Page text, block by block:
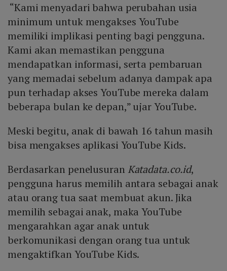
“Kami menyadari bahwa perubahan usia
minimum untuk mengakses YouTube
memiliki implikasi penting bagi pengguna.
Kami akan memastikan pengguna
mendapatkan informasi, serta pembaruan
yang memadai sebelum adanya dampak apa
pun terhadap akses YouTube mereka dalam
beberapa bulan ke depan,” ujar YouTube.
Meski begitu, anak di bawah 16 tahun masih
bisa mengakses aplikasi YouTube Kids.
Berdasarkan penelusuran Katadata.co.id,
pengguna harus memilih antara sebagai anak
atau orang tua saat membuat akun. Jika
memilih sebagai anak, maka YouTube
mengarahkan agar anak untuk
berkomunikasi dengan orang tua untuk
mengaktifkan YouTube Kids.